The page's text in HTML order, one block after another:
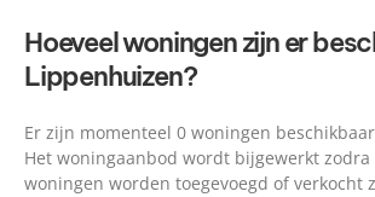
Hoeveel woningen zijn er
Lippenhuizen?
Er zijn momenteel 0 woningen
Het woningaanbod wordt bijgewerkt
woningen worden toegevoegd of verkocht